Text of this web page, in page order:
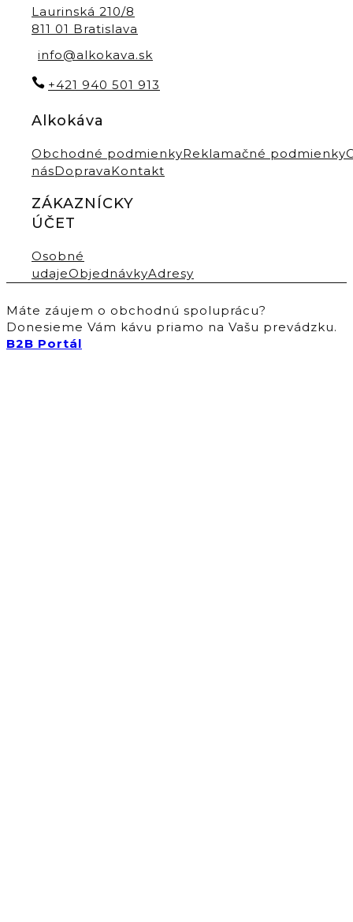
Laurinská 210/8
811 01 Bratislava
info@alkokava.sk
+421 940 501 913
Alkokáva
Obchodné podmienkyReklamačné podmienky
násDopravaKontakt
ZÁKAZNÍCKY
ÚČET
Osobné
udajeObjednávkyAdresy
Máte záujem o obchodnú spoluprácu?
Donesieme Vám kávu priamo na Vašu prevádzku.
B2B Portál